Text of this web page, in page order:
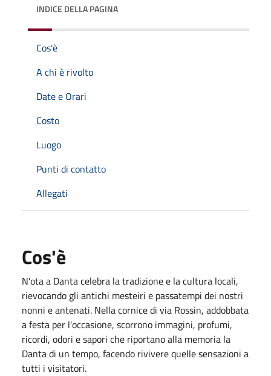
INDICE DELLA PAGINA
Cos'è
A chi è rivolto
Date e Orari
Costo
Luogo
Punti di contatto
Allegati
Cos'è
N'ota a Danta celebra la tradizione e la cultura locali,
rievocando gli antichi mesteiri e passatempi dei nostri
nonni e antenati. Nella cornice di via Rossin, addobbata
a festa per l'occasione, scorrono immagini, profumi,
ricordi, odori e sapori che riportano alla memoria la
Danta di un tempo, facendo rivivere quelle sensazioni a
tutti i visitatori.